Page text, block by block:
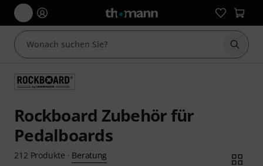
Suche
Rockboard Zubehör für
Pedalboards
212 Produkte · Beratung